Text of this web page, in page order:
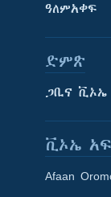
ዓለምአቀፍ
ድምጽ
ጋቢና ቪኦኤ
ቪኦኤ
Afaan